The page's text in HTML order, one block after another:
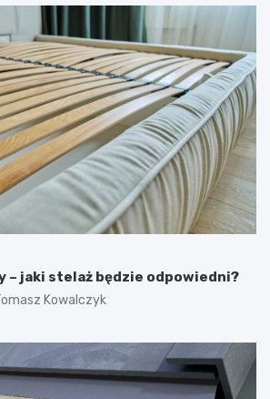
– jaki stelaż będzie odpowiedni?
Kowalczyk